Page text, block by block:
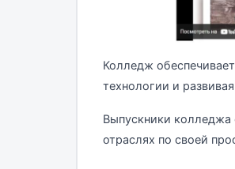
Колледж
технологии и
Выпускники колледжа
отраслях по своей